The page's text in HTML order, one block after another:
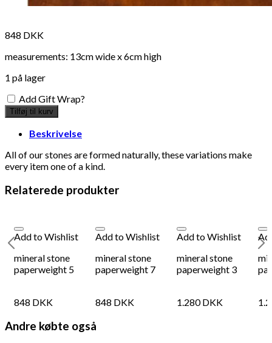
848 DKK
measurements: 13cm wide x 6cm high
1 på lager
Add Gift Wrap?
Tilføj til kurv
Beskrivelse
All of our stones are formed naturally, these variations make
every item one of a kind.
Relaterede produkter
Add to Wishlist
mineral stone
paperweight 5
848 DKK
Add to Wishlist
mineral stone
paperweight 7
848 DKK
Add to Wishlist
mineral stone
paperweight 3
1.280DKK
Andre købte også